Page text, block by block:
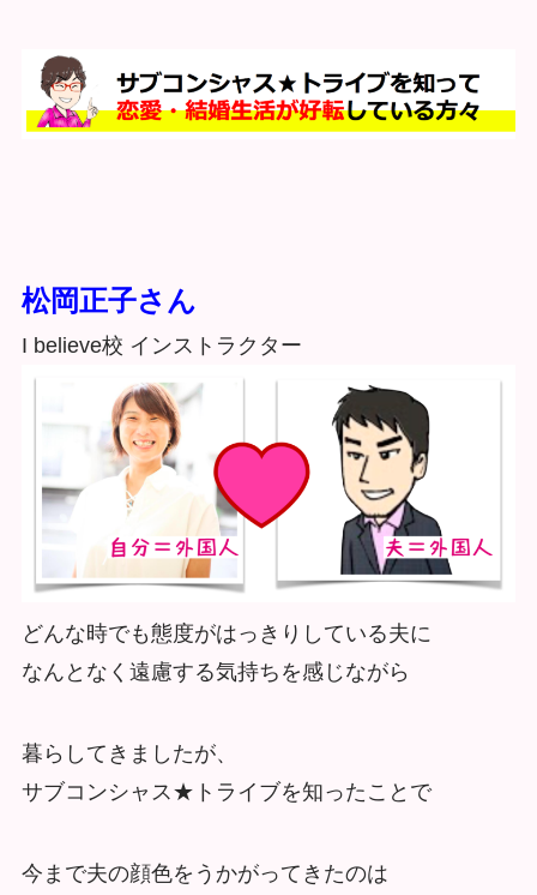
松岡正子さん
I believe校 インストラクター
どんな時でも態度がはっきりしている夫に
なんとなく遠慮する気持ちを感じながら
暮らしてきましたが、
サブコンシャス★ トライブを知ったことで
今まで夫の顔色をうかがってきたのは